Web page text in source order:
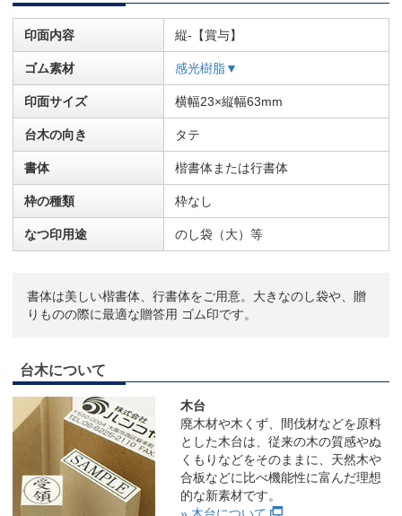
印面内容 縦-【賞与】
ゴム素材 感光樹脂▼
印面サイズ 横幅23×縦幅63mm
台木の向き タテ
書体 楷書体または行書体
枠の種類 枠なし
なつ印用途 のし袋（大）等
書体は美しい楷書体、行書体をご用意。大きなのし袋や、贈
りものの際に最適な贈答用 ゴム印です。
台木について
木台
廃木材や木くず、間伐材などを原料
とした木台は、従来の木の質感やぬ
くもりなどをそのままに、天然木や
合板などに比べ機能性に富んだ理想
的な新素材です。
» 木台について